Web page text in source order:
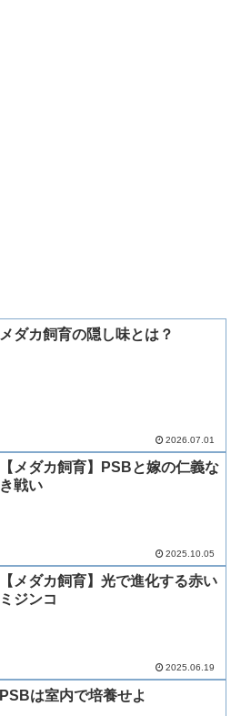
メダカ飼育の隠し味とは？
2026.07.01
【メダカ飼育】PSBと嫁の仁義な
き戦い
2025.10.05
【メダカ飼育】光で進化する赤い
ミジンコ
2025.06.19
PSBは室内で培養せよ